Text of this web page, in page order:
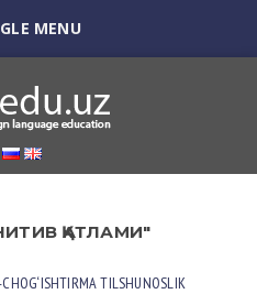
MENU
ҚАТЛАМИ"
TILSHUNOSLIK